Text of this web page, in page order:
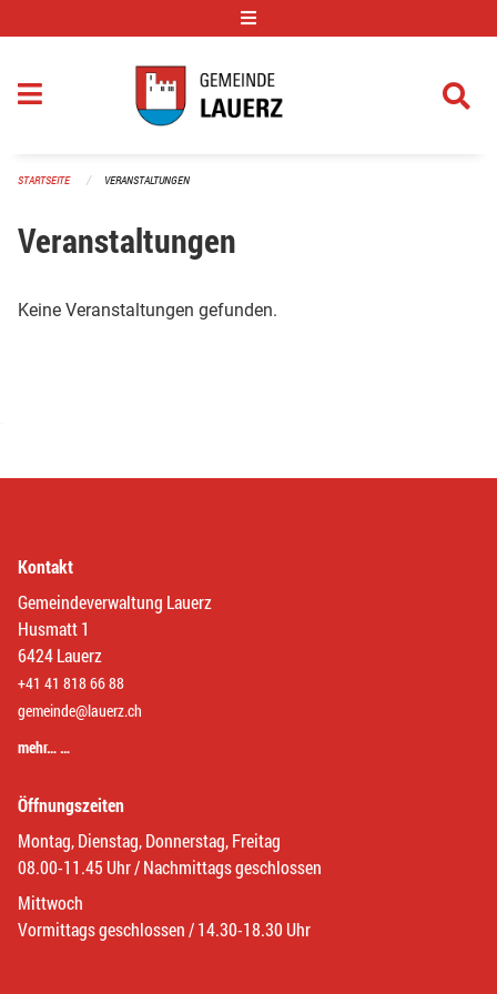
STARTSEITE VERANSTALTUNGEN
Veranstaltungen
Keine Veranstaltungen gefunden.
Kontakt
Gemeindeverwaltung Lauerz
Husmatt 1
6424 Lauerz
+41 41 818 66 88
gemeinde@lauerz.ch
mehr… …
Öffnungszeiten
Montag, Dienstag, Donnerstag, Freitag
08.00-11.45 Uhr / Nachmittags geschlossen
Mittwoch
Vormittags geschlossen / 14.30-18.30 Uhr